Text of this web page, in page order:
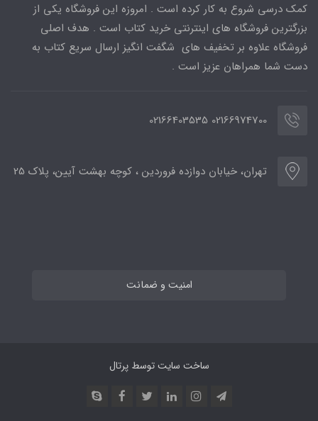
کمک درسی شروع به کار کرده است . امروزه این فروشگاه یکی از
بزرگترین فروشگاه های اینترنتی خرید کتاب است . هدف اصلی
فروشگاه علاوه بر تخفیف های شگفت انگیز ارسال سریع کتاب به
دست شما همراهان عزیز است .
02166974700 02166403535
تهران، خیابان دوازده فروردین ، کوچه بهشت آیین، پلاک 25
امنیت و ضمانت
ساخت سایت توسطپرتال